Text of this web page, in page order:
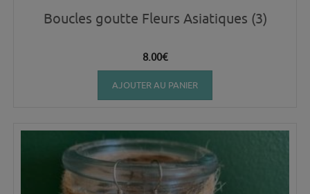
Boucles goutte Fleurs Asiatiques (3)
8.00€
AJOUTER AU PANIER